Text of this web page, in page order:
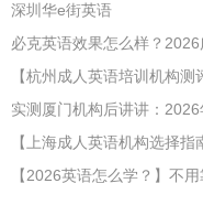
深圳华e街英语
【杭州成人英语培训机构